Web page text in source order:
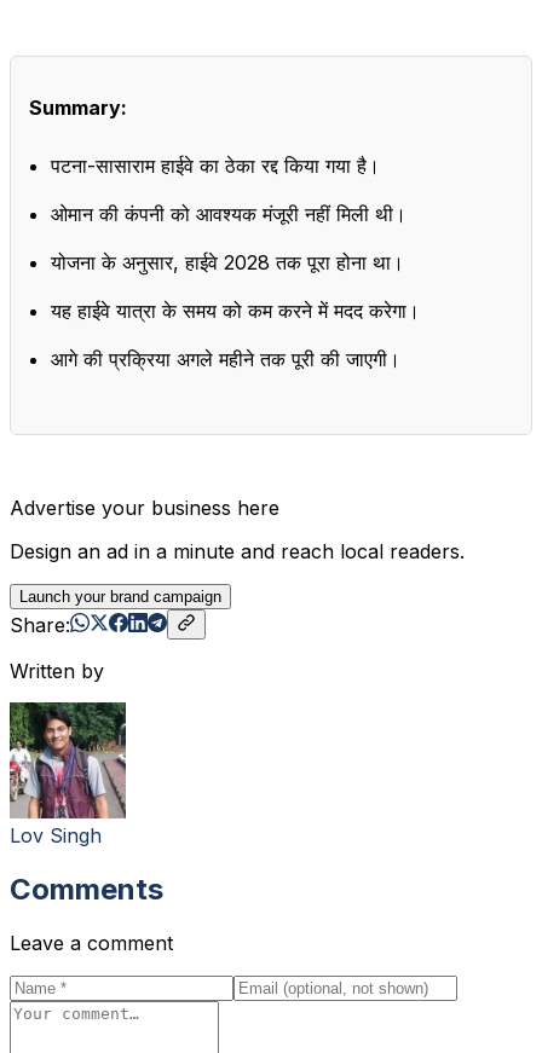
Summary:
पटना-सासाराम हाईवे का ठेका रद्द किया गया है।
ओमान की कंपनी को आवश्यक मंजूरी नहीं मिली थी।
योजना के अनुसार, हाईवे 2028 तक पूरा होना था।
यह हाईवे यात्रा के समय को कम करने में मदद करेगा।
आगे की प्रक्रिया अगले महीने तक पूरी की जाएगी।
Advertise your business here
Design an ad in a minute and reach local readers.
Launch your brand campaign
Share:
Written by
Lov Singh
Comments
Leave a comment